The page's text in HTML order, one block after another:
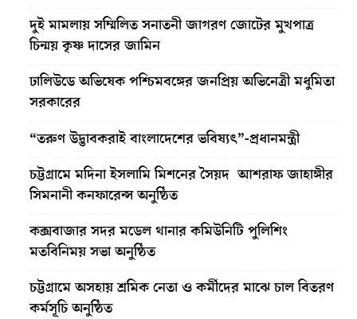
দুই মামলায় সম্মিলিত সনাতনী জাগরণ জোটের মুখপাত্র
চিন্ময় কৃষ্ণ দাসের জামিন
ঢালিউডে অভিষেক পশ্চিমবঙ্গের জনপ্রিয় অভিনেত্রী মধুমিতা
সরকারের
“তরুণ উদ্ভাবকরাই বাংলাদেশের ভবিষ্যৎ”-প্রধানমন্ত্রী
চট্টগ্রামে মদিনা ইসলামি মিশনের সৈয়দ আশরাফ জাহাঙ্গীর
সিমনানী কনফারেন্স অনুষ্ঠিত
কক্সবাজার সদর মডেল থানার কমিউনিটি পুলিশিং
মতবিনিময় সভা অনুষ্ঠিত
চট্টগ্রামে অসহায় শ্রমিক নেতা ও কর্মীদের মাঝে চাল বিতরণ
কর্মসূচি অনুষ্ঠিত